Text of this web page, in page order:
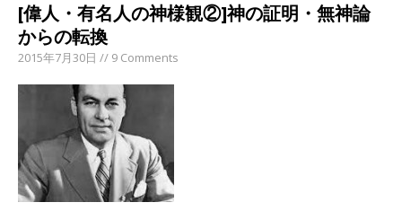
[ヨナ②] ヨナの時代について 〜地理〜
[ヨナ⑤]裁きたくない神様の心情、これと同じくこう
だと万物を通して語られる神様
[偉人・有名人の神様観②]神の証明・無神論
からの転換
2015年7月30日 // 9 Comments